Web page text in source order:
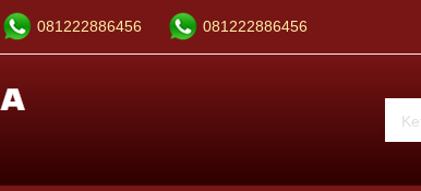
081222886456 081222886456